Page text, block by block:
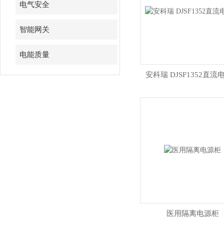
电气安全
智能网关
电能质量
安科瑞 DJSF1352直流
医用隔离电源柜